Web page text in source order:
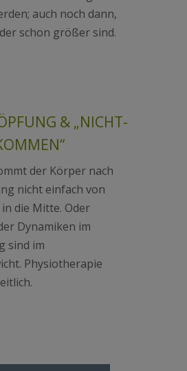
auch noch dann,
schon größer sind.
& „NICHT-
der Körper nach
nicht einfach von
die Mitte. Oder
Dynamiken im
sind im
Physiotherapie